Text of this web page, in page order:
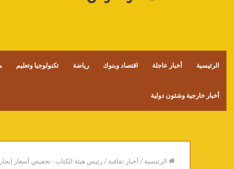
الرئيسية أخبار عاجلة اقتصاد وبنوك رياضة تكنولوجيا وتعليم
أخبار خارجية وشئون دولية
الرئيسية/أخبار ثقافية/رئيس هيئة الكتاب : تخفيض أسعار